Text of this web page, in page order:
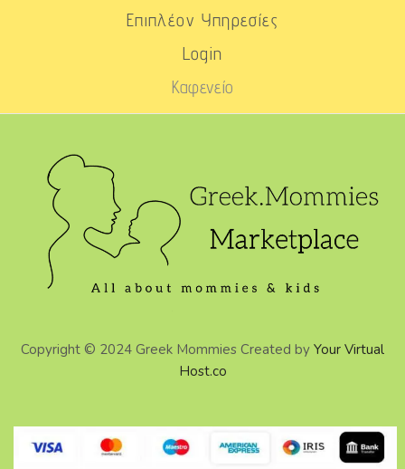
Επιπλέον Υπηρεσίες
Login
Καφενείο
Copyright © 2024 Greek Mommies Created by Your Virtual
Host.co